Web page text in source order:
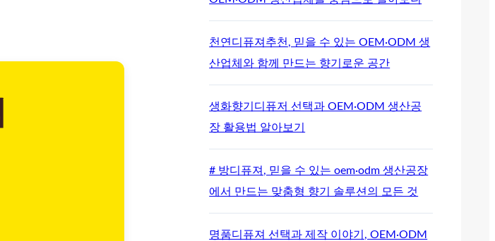
천연디퓨져추천, 믿을 수 있는 OEM·ODM 생
산업체와 함께 만드는 향기로운 공간
생화향기디퓨저 선택과 OEM·ODM 생산공
장 활용법 알아보기
# 방디퓨져, 믿을 수 있는 oem·odm 생산공장
에서 만드는 맞춤형 향기 솔루션의 모든 것
명품디퓨져 선택과 제작 이야기, OEM·ODM